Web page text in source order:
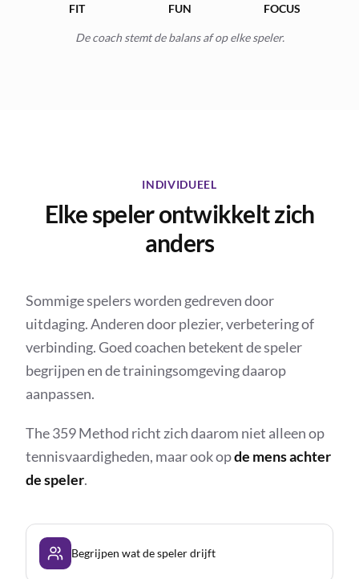
FIT FUN FOCUS
De coach stemt de balans af op elke speler.
INDIVIDUEEL
Elke speler ontwikkelt zich
anders
Sommige spelers worden gedreven door
uitdaging. Anderen door plezier, verbetering of
verbinding. Goed coachen betekent de speler
begrijpen en de trainingsomgeving daarop
aanpassen.
The 359 Method richt zich daarom niet alleen op
tennisvaardigheden, maar ook opde mens achter
de speler.
Begrijpen wat de speler drijft